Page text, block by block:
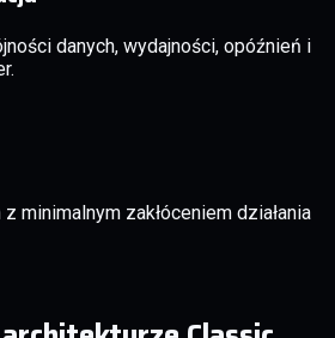
danych, wydajności, opóźnień i
minimalnym zakłóceniem działania